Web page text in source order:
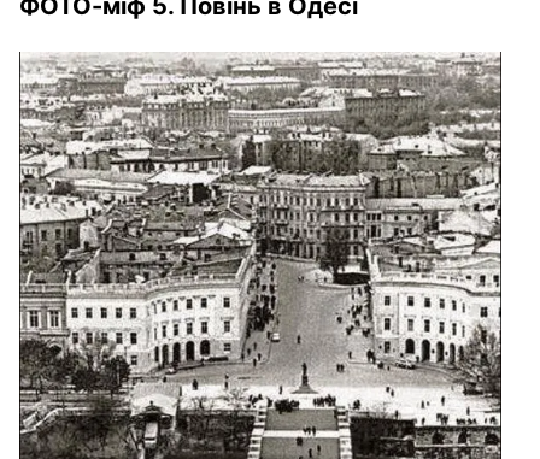
ФОТО-міф 5. Повінь в Одесі